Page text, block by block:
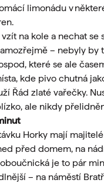
limonádu v
na kole a nechat se
– nebyly by
které se ale
kde pivo chutná
Řád zlaté vařečky.
ale nikdy
Horky mají
před domem, na
je to pár
– na náměstí